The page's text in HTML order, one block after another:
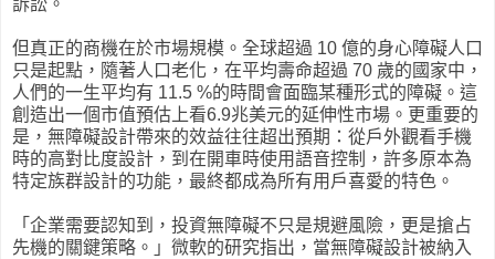
訴訟。
但真正的商機在於市場規模。全球超過 10 億的身心障礙人口
只是起點，隨著人口老化，在平均壽命超過 70 歲的國家中，
人們的一生平均有 11.5 %的時間會面臨某種形式的障礙。這
創造出一個市值預估上看6.9兆美元的延伸性市場。更重要的
是，無障礙設計帶來的效益往往超出預期：從戶外觀看手機
時的高對比度設計，到在開車時使用語音控制，許多原本為
特定族群設計的功能，最終都成為所有用戶喜愛的特色。
「企業需要認知到，投資無障礙不只是規避風險，更是搶占
先機的關鍵策略。」微軟的研究指出，當無障礙設計被納入